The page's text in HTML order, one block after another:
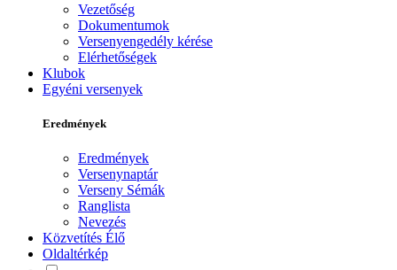
Vezetőség
Dokumentumok
Versenyengedély kérése
Elérhetőségek
Klubok
Egyéni versenyek
Eredmények
Eredmények
Versenynaptár
Verseny Sémák
Ranglista
Nevezés
Közvetítés Élő
Oldaltérkép